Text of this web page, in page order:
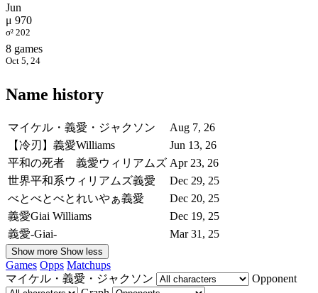
Jun
μ 970
σ² 202
8 games
Oct 5, 24
Name history
マイケル・義愛・ジャクソン
Aug 7, 26
【冷刃】義愛Williams
Jun 13, 26
平和の死者 義愛ウィリアムズ Apr 23, 26
世界平和系ウィリアムズ義愛
Dec 29, 25
べとべとべとれいやぁ義愛
Dec 20, 25
義愛Giai Williams
Dec 19, 25
義愛-Giai-
Mar 31, 25
Show more Show less
Games Opps Matchups
マイケル・義愛・ジャクソン
Opponent